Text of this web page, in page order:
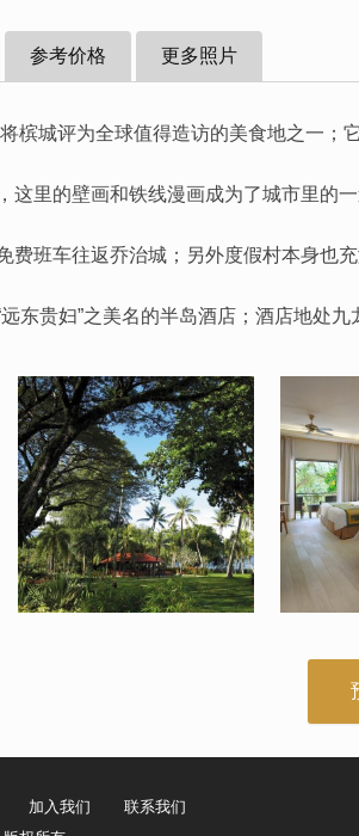
参考价格 更多照片
槟城评为全球值得造访的美食地之一；
这里的壁画和铁线漫画成为了城市里的
费班车往返乔治城；另外度假村本身也
东贵妇”之美名的半岛酒店；酒店地处
加入我们
联系我们